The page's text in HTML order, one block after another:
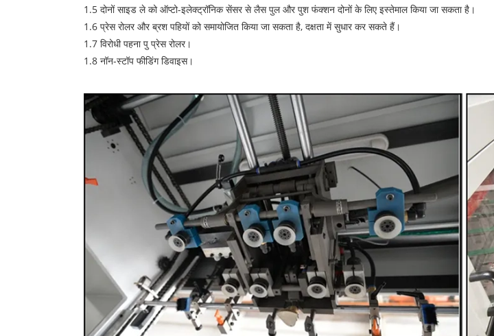
1.5 दोनों साइड ले को ऑप्टो-इलेक्ट्रॉनिक सेंसर से लैस पुल और पुश फंक्शन दोनों के लिए इस्तेमाल किया जा सकता है।
1.6 प्रेस रोलर और ब्रश पहियों को समायोजित किया जा सकता है, दक्षता में सुधार कर सकते हैं।
1.7 विरोधी पहना पु प्रेस रोलर।
1.8 नॉन-स्टॉप फीडिंग डिवाइस।